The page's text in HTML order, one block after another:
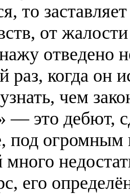
то
от
отведено
когда он
чем
— это дебют,
под огромным
его